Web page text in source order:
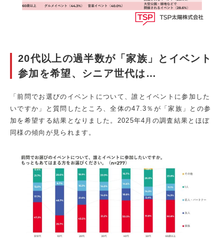
20代以上の過半数が「家族」とイベント
参加を希望、シニア世代は…
「前問でお選びのイベントについて、誰とイベントに参加した
いですか」と質問したところ、全体の47.3％が「家族」との参
加を希望する結果となりました。2025年4月の調査結果とほぼ
同様の傾向が見られます。